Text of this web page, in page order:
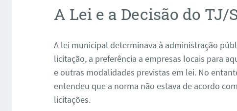
A Lei e a Decisão do TJ/
A lei municipal determinava à administração
licitação, a preferência a empresas locais para
e outras modalidades previstas em lei. No
entendeu que a norma não estava de acordo
licitações.